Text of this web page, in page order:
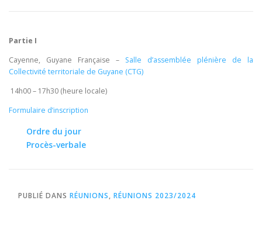
Partie I
Cayenne, Guyane Française
– Salle d’assemblée plénière de la
Collectivité territoriale de Guyane (CTG)
14h00 – 17h30 (heure locale)
Formulaire d’inscription
Ordre du jour
Procès-verbale
PUBLIÉ DANS RÉUNIONS, RÉUNIONS 2023/2024